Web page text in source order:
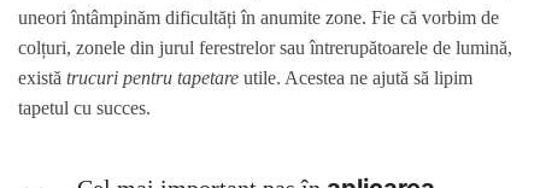
uneori întâmpinăm dificultăți în anumite zone. Fie că vorbim de
colțuri, zonele din jurul ferestrelor sau întrerupătoarele de lumină,
există trucuri pentru tapetare utile. Acestea ne ajută să lipim
tapetul cu succes.